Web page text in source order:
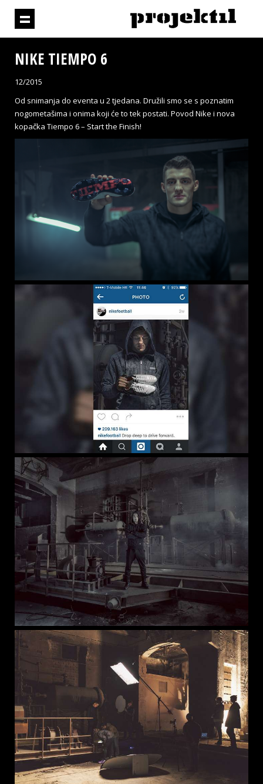
NIKE TIEMPO 6
12/2015
Od snimanja do eventa u 2 tjedana. Družili smo se s poznatim
nogometašima i onima koji će to tek postati. Povod Nike i nova
kopačka Tiempo 6 – Start the Finish!